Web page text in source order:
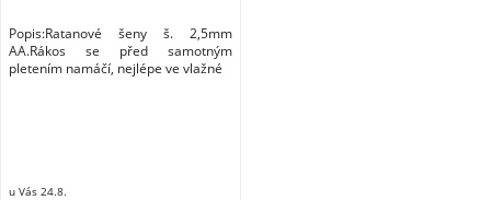
Popis:Ratanové šeny š. 2,5mm
AA.Rákos se před samotným
pletením namáčí, nejlépe ve vlažné
u Vás 24.8.